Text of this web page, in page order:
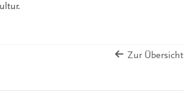
Zur Übersicht